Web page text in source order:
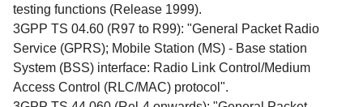
testing functions (Release 1999).
3GPP TS 04.60 (R97 to R99): "General Packet Radio
Service (GPRS); Mobile Station (MS) - Base station
System (BSS) interface: Radio Link Control/Medium
Access Control (RLC/MAC) protocol".